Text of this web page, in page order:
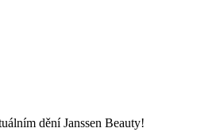
dění Janssen Beauty!